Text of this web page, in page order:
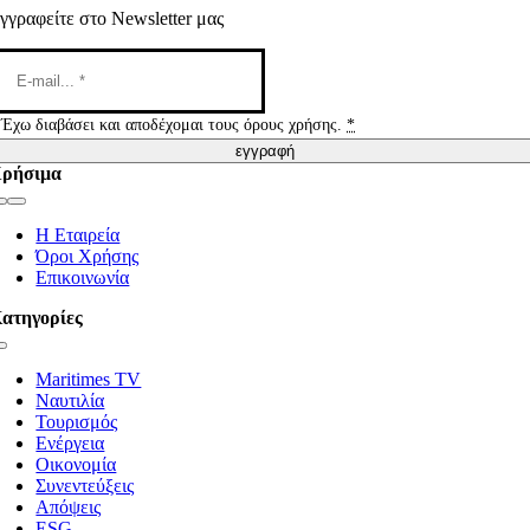
στο Newsletter μας
Έχω διαβάσει και αποδέχομαι τους όρους χρήσης.*
εγγραφή
Η Εταιρεία
Όροι Χρήσης
Επικοινωνία
Maritimes TV
Ναυτιλία
Τουρισμός
Ενέργεια
Οικονομία
Συνεντεύξεις
Απόψεις